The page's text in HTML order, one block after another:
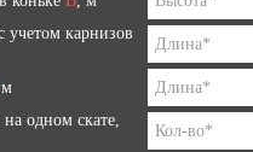
учетом карнизов
одном скате,